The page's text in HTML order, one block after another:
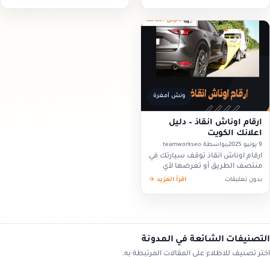
ونش أمغرة
ارقام اوناش انقاذ – دليل
اعلانك الكويت
9 يونيو 2025 بواسطة teamworkseo
ارقام اوناش انقاذ توقف سيارتك في
منتصف الطريق أو تعرضها لأي
عطل مفاجئ يحتاج إلى تصرف
بدون تعليقات اقرأ المزيد →
التصنيفات الشائعة في المدونة
اختر تصنيف للاطلاع على المقالات المرتبطة به.